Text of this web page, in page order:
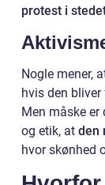
protest i
Nogle mener,
hvis den
Men måske
og etik, at den
hvor skønhed